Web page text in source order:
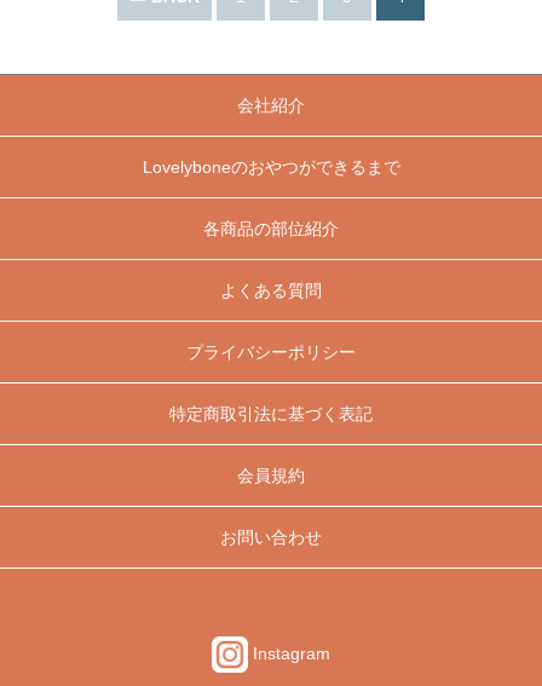
会社紹介
Lovelyboneのおやつができるまで
各商品の部位紹介
よくある質問
プライバシーポリシー
特定商取引法に基づく表記
会員規約
お問い合わせ
Instagram